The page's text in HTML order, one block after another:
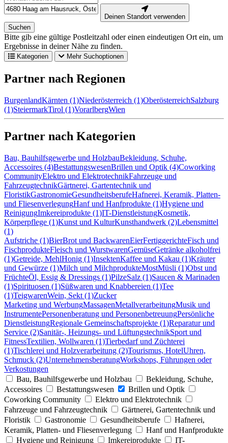
Deinen Standort verwenden
Suchen
Bitte gib eine gültige Postleitzahl oder einen eindeutigen Ort ein, um
Ergebnisse in deiner Nähe zu finden.
Kategorien Mehr Suchoptionen
Partner nach Regionen
BurgenlandKärnten (1)Niederösterreich (1)OberösterreichSalzburg
(1)SteiermarkTirol (1)VorarlbergWien
Partner nach Kategorien
Bau, Bauhilfsgewerbe und HolzbauBekleidung, Schuhe,
Accessoires (4)BestattungswesenBrillen und Optik (4)Coworking
CommunityElektro und ElektrotechnikFahrzeuge und
FahrzeugtechnikGärtnerei, Gartentechnik und
FloristikGastronomieGesundheitsberufeHafnerei, Keramik, Platten-
und FliesenverlegungHanf und Hanfprodukte (1)Hygiene und
ReinigungImkereiprodukte (1)IT-DienstleistungKosmetik,
Körperpflege (1)Kunst und KulturKunsthandwerk (2)Lebensmittel
(1)
Aufstriche (1)BierBrot und BackwarenEierFertiggerichteFisch und
FischprodukteFleisch und WurstwarenGemüseGetränke alkoholfrei
(1)Getreide, MehlHonig (1)InsektenKaffee und Kakau (1)Kräuter
und Gewürze (1)Milch und MilchprodukteMostMüsli (1)Obst und
FrüchteÖl, Essig & Dressings (1)PilzeSalz (1)Saucen & Marinaden
(1)Spirituosen (1)Süßwaren und Knabbereien (1)Tee
(1)TeigwarenWein, Sekt (1)Zucker
Marketing und WerbungMassagenMetallverarbeitungMusik und
InstrumentePersonenberatung und PersonenbetreuungPersönliche
DienstleistungRegionale Gemeinschaftsprojekte (1)Reparatur und
Service (2)Sanitär-, Heizungs- und LüftungstechnikSport und
FitnessTextilien, Wollwaren (1)Tierbedarf und Züchterei
(1)Tischlerei und Holzverarbeitung (2)Tourismus, HotelUhren,
Schmuck (2)UnternehmensberatungWorkshops, Führungen oder
Verkostungen
Bau, Bauhilfsgewerbe und Holzbau
Bekleidung, Schuhe,
Accessoires
Bestattungswesen
Brillen und Optik
Coworking Community
Elektro und Elektrotechnik
Fahrzeuge und Fahrzeugtechnik
Gärtnerei, Gartentechnik und
Floristik
Gastronomie Gesundheitsberufe
Hafnerei,
Keramik, Platten- und Fliesenverlegung
Hanf und Hanfprodukte
Hygiene und Reinigung
Imkereiprodukte
IT-